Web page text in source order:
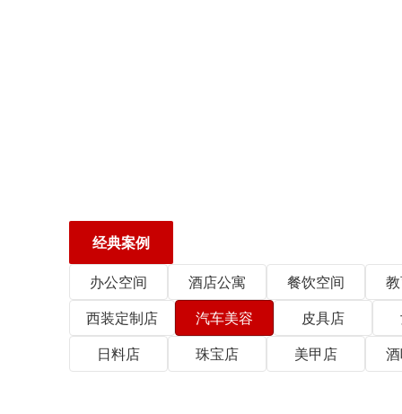
经典案例
办公空间
酒店公寓 餐饮空间
西装定制店
汽车美容 皮具店
日料店
珠宝店 美甲店